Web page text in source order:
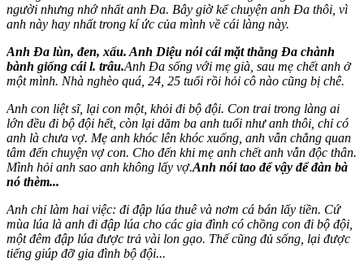
người nhưng nhớ nhất anh Đa. Bây giờ kể chuyện anh Đa thôi, vì
anh này hay nhất trong kí ức của mình về cái làng này.
Anh Đa lùn, đen, xấu. Anh Diệu nói cái mặt thằng Đa chành
bành giống cái l. trâu.Anh Đa sống với mẹ già, sau mẹ chết anh ở
một mình. Nhà nghèo quá, 24, 25 tuổi rồi hỏi cô nào cũng bị chê.
Anh con liệt sĩ, lại con một, khỏi đi bộ đội. Con trai trong làng ai
lớn đều đi bộ đội hết, còn lại dăm ba anh tuổi như anh thôi, chỉ có
anh là chưa vợ. Mẹ anh khóc lên khóc xuống, anh vẫn chẳng quan
tâm đến chuyện vợ con. Cho đến khi mẹ anh chết anh vẫn độc thân.
Mình hỏi anh sao anh không lấy vợ.Anh nói tao để vậy để đàn bà
nó thèm...
Anh chỉ làm hai việc: đi đập lúa thuê và nơm cá bán lấy tiền. Cứ
mùa lúa là anh đi đập lúa cho các gia đình có chồng con đi bộ đội,
một đêm đập lúa được trả vài lon gạo. Thế cũng đủ sống, lại được
tiếng giúp đỡ gia đình bộ đội...